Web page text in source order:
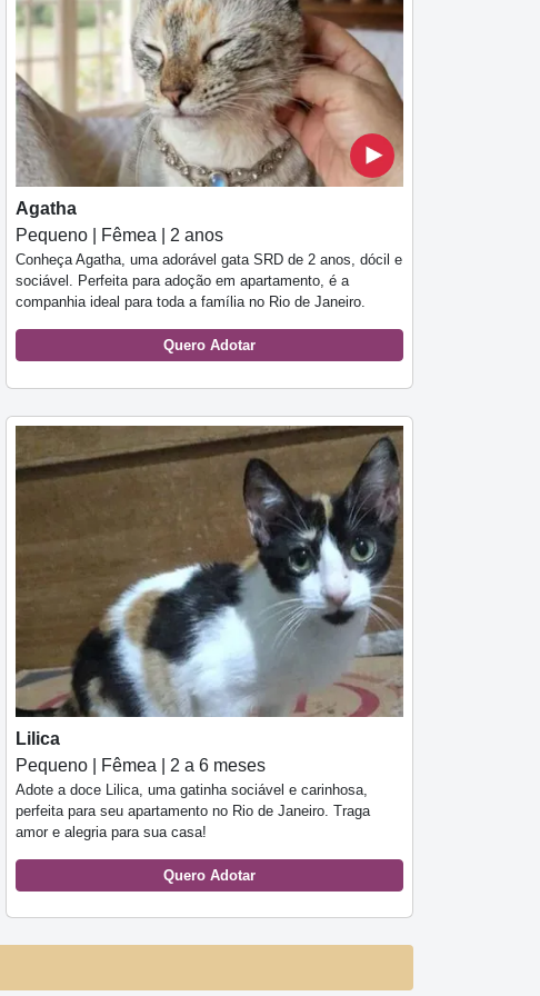
Agatha
Pequeno | Fêmea | 2 anos
Conheça Agatha, uma adorável gata SRD de 2 anos, dócil e
sociável. Perfeita para adoção em apartamento, é a
companhia ideal para toda a família no Rio de Janeiro.
Quero Adotar
Lilica
Pequeno | Fêmea | 2 a 6 meses
Adote a doce Lilica, uma gatinha sociável e carinhosa,
perfeita para seu apartamento no Rio de Janeiro. Traga
amor e alegria para sua casa!
Quero Adotar